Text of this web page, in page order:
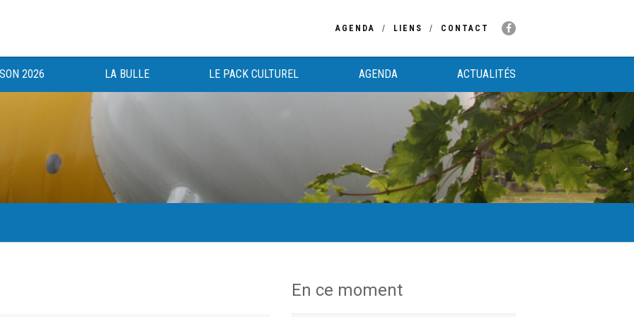
AGENDA LIENS CONTACT
2026 LA BULLE LE PACK CULTUREL AGENDA ACTUALITÉS
au bénéfice des haut-saônois depuis 1983. En ce moment